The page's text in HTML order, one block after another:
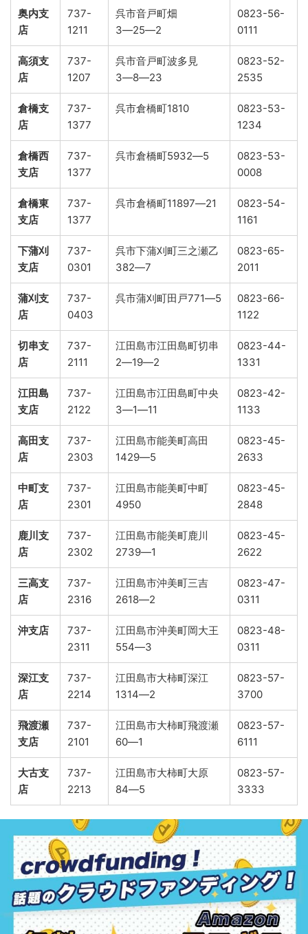
奥内支
店
737-
1211
呉市音戸町畑
3―25―2
0823-56-
0111
高須支
店
737-
1207
呉市音戸町波多見
3―8―23
0823-52-
2535
倉橋支
店
737-
1377
呉市倉橋町1810
0823-53-
1234
倉橋西
支店
737-
1377
呉市倉橋町5932―5
0823-53-
0008
倉橋東
支店
737-
1377
呉市倉橋町11897―21
0823-54-
1161
下蒲刈
支店
737-
0301
呉市下蒲刈町三之瀬乙
382―7
0823-65-
2011
蒲刈支
店
737-
0403
呉市蒲刈町田戸771―5
0823-66-
1122
切串支
店
737-
2111
江田島市江田島町切串
2―19―2
0823-44-
1331
江田島
支店
737-
2122
江田島市江田島町中央
3―1―11
0823-42-
1133
高田支
店
737-
2303
江田島市能美町高田
1429―5
0823-45-
2633
中町支
店
737-
2301
江田島市能美町中町
4950
0823-45-
2848
鹿川支
店
737-
2302
江田島市能美町鹿川
2739―1
0823-45-
2622
三高支
店
737-
2316
江田島市沖美町三吉
2618―2
0823-47-
0311
沖支店
737-
2311
江田島市沖美町岡大王
554―3
0823-48-
0311
深江支
店
737-
2214
江田島市大柿町深江
1314―2
0823-57-
3700
飛渡瀬
支店
737-
2101
江田島市大柿町飛渡瀬
60―1
0823-57-
6111
大古支
店
737-
2213
江田島市大柿町大原
84―5
0823-57-
3333